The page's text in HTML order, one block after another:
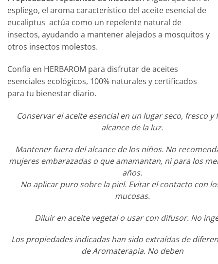
espliego, el aroma característico del aceite esencial de
eucaliptus actúa como un repelente natural de
insectos, ayudando a mantener alejados a mosquitos y
otros insectos molestos.
Confía en HERBAROM para disfrutar de aceites
esenciales ecológicos, 100% naturales y certificados
para tu bienestar diario.
Conservar el aceite esencial en un lugar seco, fresco y
alcance de la luz.
Mantener fuera del alcance de los niños. No
mujeres embarazadas o que amamantan, ni para los
años.
No aplicar puro sobre la piel. Evitar el contacto con
mucosas.
Diluir en aceite vegetal o usar con difusor. No
Los propiedades indicadas han sido extraídas de
de Aromaterapia. No deben